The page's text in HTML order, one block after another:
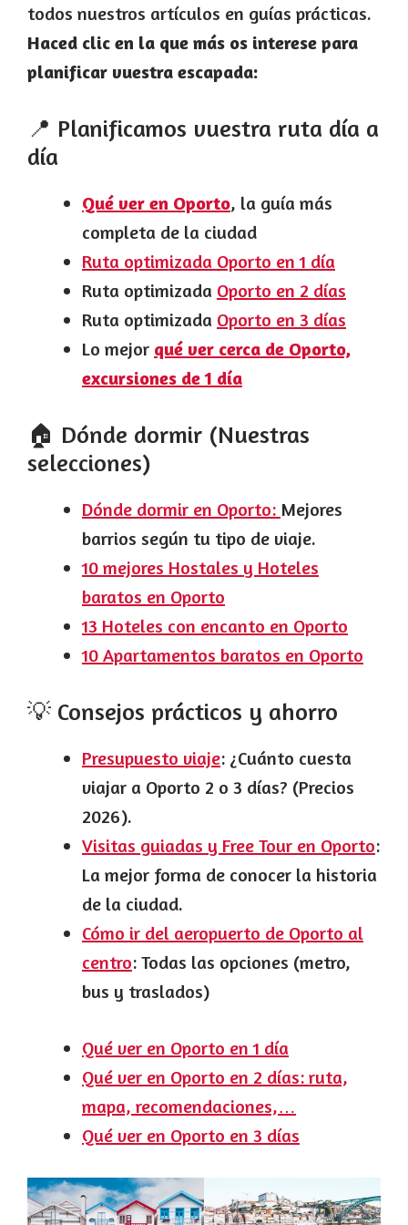
todos nuestros artículos en guías prácticas.
Haced clic en la que más os interese para
planificar vuestra escapada:
📍 Planificamos vuestra ruta día a
día
Qué ver en Oporto, la guía más
completa de la ciudad
Ruta optimizada Oporto en 1 día
Ruta optimizada Oporto en 2 días
Ruta optimizada Oporto en 3 días
Lo mejor qué ver cerca de Oporto,
excursiones de 1 día
🏠 Dónde dormir (Nuestras
selecciones)
Dónde dormir en Oporto: Mejores
barrios según tu tipo de viaje.
10 mejores Hostales y Hoteles
baratos en Oporto
13 Hoteles con encanto en Oporto
10 Apartamentos baratos en Oporto
💡 Consejos prácticos y ahorro
Presupuesto viaje: ¿Cuánto cuesta
viajar a Oporto 2 o 3 días? (Precios
2026).
Visitas guiadas y Free Tour en Oporto:
La mejor forma de conocer la historia
de la ciudad.
Cómo ir del aeropuerto de Oporto al
centro: Todas las opciones (metro,
bus y traslados)
Qué ver en Oporto en 1 día
Qué ver en Oporto en 2 días: ruta,
mapa, recomendaciones,…
Qué ver en Oporto en 3 días